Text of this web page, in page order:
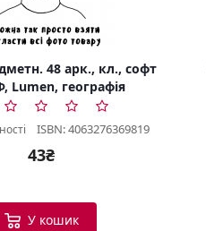
48 арк., кл., софт
Lumen, географія
ISBN: 4063276369819
43₴
У кошик